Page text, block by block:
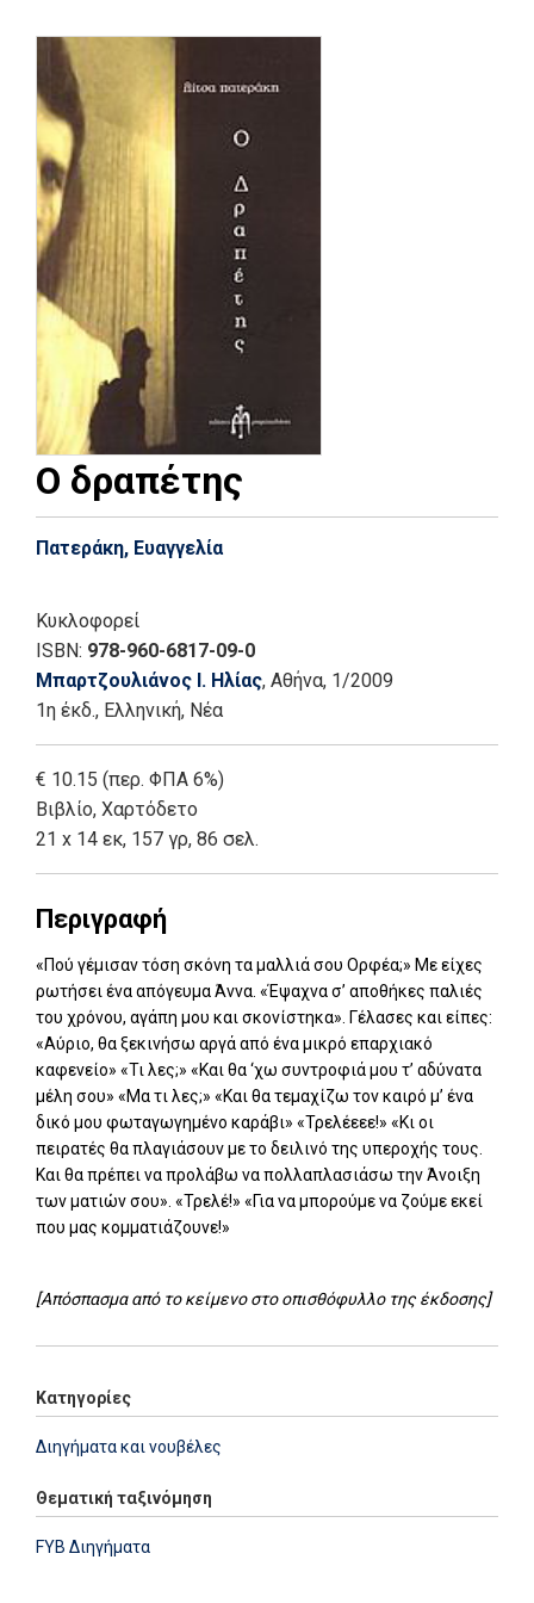
Ο δραπέτης
Πατεράκη, Ευαγγελία
Κυκλοφορεί
ISBN: 978-960-6817-09-0
Μπαρτζουλιάνος Ι. Ηλίας, Αθήνα, 1/2009
1η έκδ., Ελληνική, Νέα
€ 10.15 (περ. ΦΠΑ 6%)
Βιβλίο, Χαρτόδετο
21 x 14 εκ, 157 γρ, 86 σελ.
Περιγραφή
«Πού γέμισαν τόση σκόνη τα μαλλιά σου Ορφέα;» Με είχες
ρωτήσει ένα απόγευμα Άννα. «Έψαχνα σ’ αποθήκες παλιές
του χρόνου, αγάπη μου και σκονίστηκα». Γέλασες και είπες:
«Αύριο, θα ξεκινήσω αργά από ένα μικρό επαρχιακό
καφενείο» «Τι λες;» «Και θα ‘χω συντροφιά μου τ’ αδύνατα
μέλη σου» «Μα τι λες;» «Και θα τεμαχίζω τον καιρό μ’ ένα
δικό μου φωταγωγημένο καράβι» «Τρελέεεε!» «Κι οι
πειρατές θα πλαγιάσουν με το δειλινό της υπεροχής τους.
Και θα πρέπει να προλάβω να πολλαπλασιάσω την Άνοιξη
των ματιών σου». «Τρελέ!» «Για να μπορούμε να ζούμε εκεί
που μας κομματιάζουνε!»
[Απόσπασμα από το κείμενο στο οπισθόφυλλο της έκδοσης]
Κατηγορίες
Διηγήματα και νουβέλες
Θεματική ταξινόμηση
FYB Διηγήματα